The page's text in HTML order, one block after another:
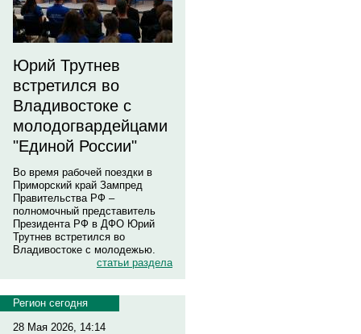
Юрий Трутнев
встретился во
Владивостоке с
молодогвардейцами
"Единой России"
Во время рабочей поездки в
Приморский край Зампред
Правительства РФ –
полномочный представитель
Президента РФ в ДФО Юрий
Трутнев встретился во
Владивостоке с молодежью.
статьи раздела
Регион сегодня
28 Мая 2026, 14:14